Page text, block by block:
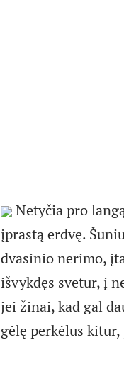
Netyčia pro
įprastą erdvę.
dvasinio nerimo,
išvykdęs svetur, į
jei žinai, kad gal
gėlę perkėlus